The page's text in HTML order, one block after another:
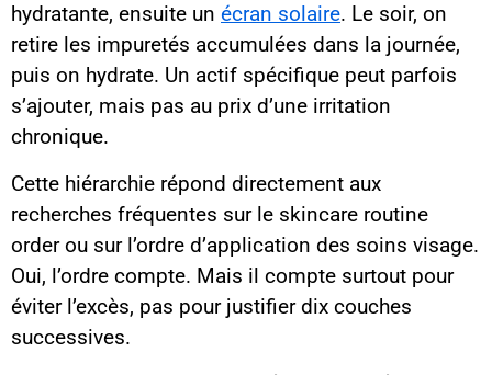
hydratante, ensuite un écran solaire. Le soir, on
retire les impuretés accumulées dans la journée,
puis on hydrate. Un actif spécifique peut parfois
s’ajouter, mais pas au prix d’une irritation
chronique.
Cette hiérarchie répond directement aux
recherches fréquentes sur le skincare routine
order ou sur l’ordre d’application des soins visage.
Oui, l’ordre compte. Mais il compte surtout pour
éviter l’excès, pas pour justifier dix couches
successives.